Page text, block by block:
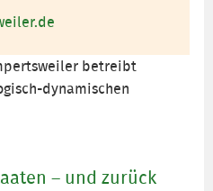
betreibt
dynamischen
– und zurück